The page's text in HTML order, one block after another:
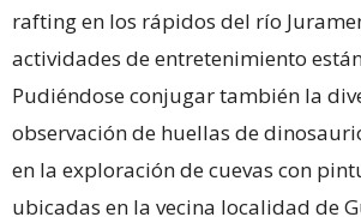
rafting en los rápidos del río
actividades de entretenimiento
Pudiéndose conjugar también la
observación de huellas de
en la exploración de cuevas con
ubicadas en la vecina localidad de